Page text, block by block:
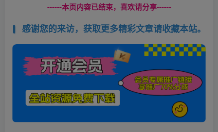
------本页内容已结束，喜欢请分享------
感谢您的来访，获取更多精彩文章请收藏本站。